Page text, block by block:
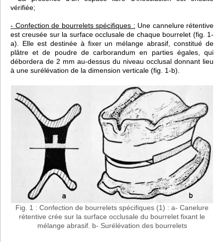
vérifiée;
- Confection de bourrelets spécifiques : Une cannelure rétentive
est creusée sur la surface occlusale de chaque bourrelet (fig. 1-
a). Elle est destinée à fixer un mélange abrasif, constitué de
plâtre et de poudre de carborandum en parties égales, qui
débordera de 2 mm au-dessus du niveau occlusal donnant lieu
à une surélévation de la dimension verticale (fig. 1-b).
Fig. 1 : Confection de bourrelets spécifiques (1) : a- Canelure
rétentive crée sur la surface occlusale du bourrelet fixant le
mélange abrasif. b- Surélévation des bourrelets